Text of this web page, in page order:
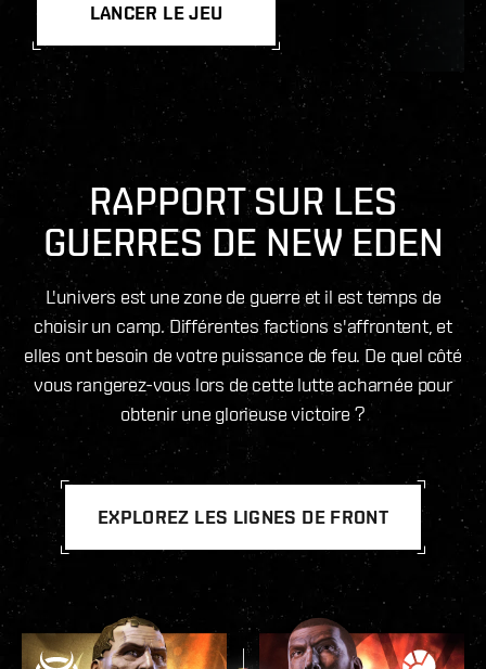
LANCER LE JEU
RAPPORT SUR LES
GUERRES DE NEW EDEN
L'univers est une zone de guerre et il est temps de
choisir un camp. Différentes factions s'affrontent, et
elles ont besoin de votre puissance de feu. De quel côté
vous rangerez-vous lors de cette lutte acharnée pour
obtenir une glorieuse victoire ?
EXPLOREZ LES LIGNES DE FRONT